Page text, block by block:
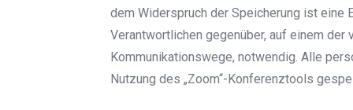
dem Widerspruch der Speicherung ist eine
Verantwortlichen gegenüber, auf einem
Kommunikationswege, notwendig. Alle
Nutzung des „Zoom“-Konferenztools